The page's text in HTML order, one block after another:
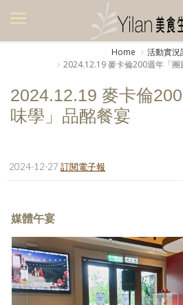
美食集
廚房集
旅遊集
書房集
日記簿
餐桌週記
享樂隨手拍
Home
活動實況
2024.12.19 麥卡倫200週年「
2024.12.19 麥卡倫
味學」品酩餐宴
2024-12-27 訂閱電子報
媒體午宴